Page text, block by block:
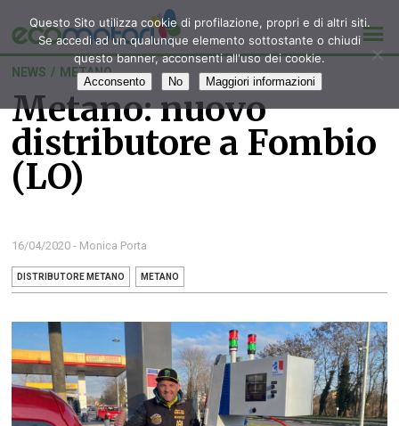
NEWS / METANO
Metano: nuovo
distributore a Fombio
(LO)
16/04/2020 - Monica Porta
DISTRIBUTORE METANO METANO
Questo Sito utilizza cookie di profilazione, propri e di altri siti.
Se accedi ad un qualunque elemento sottostante o chiudi
questo banner, acconsenti all'uso dei cookie.
Acconsento No Maggiori informazioni